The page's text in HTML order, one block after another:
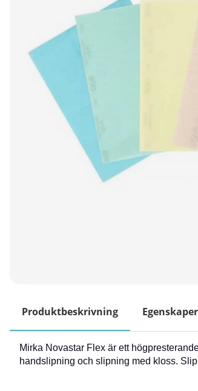
Produktbeskrivning Egenskaper
Mirka Novastar Flex är ett
handslipning och slipning med kloss.